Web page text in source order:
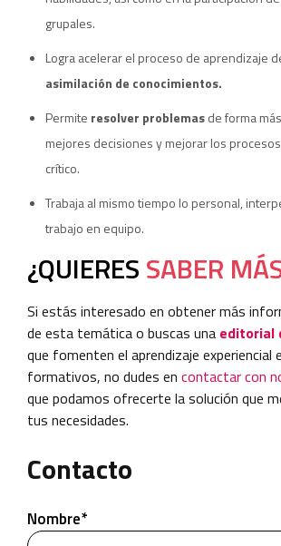
grupales.
Logra acelerar el proceso de aprendizaje
asimilación de conocimientos.
Permite resolver problemasde forma
mejores decisiones y mejorar los
crítico.
Trabaja al mismo tiempo lo personal,
trabajo en equipo.
¿QUIERESSABER
Si estás interesado en obtener más
de esta temática o buscas una editorial
que fomenten el aprendizaje experiencial
formativos, no dudes en contactar con
que podamos ofrecerte la solución que
tus necesidades.
Contacto
Nombre*